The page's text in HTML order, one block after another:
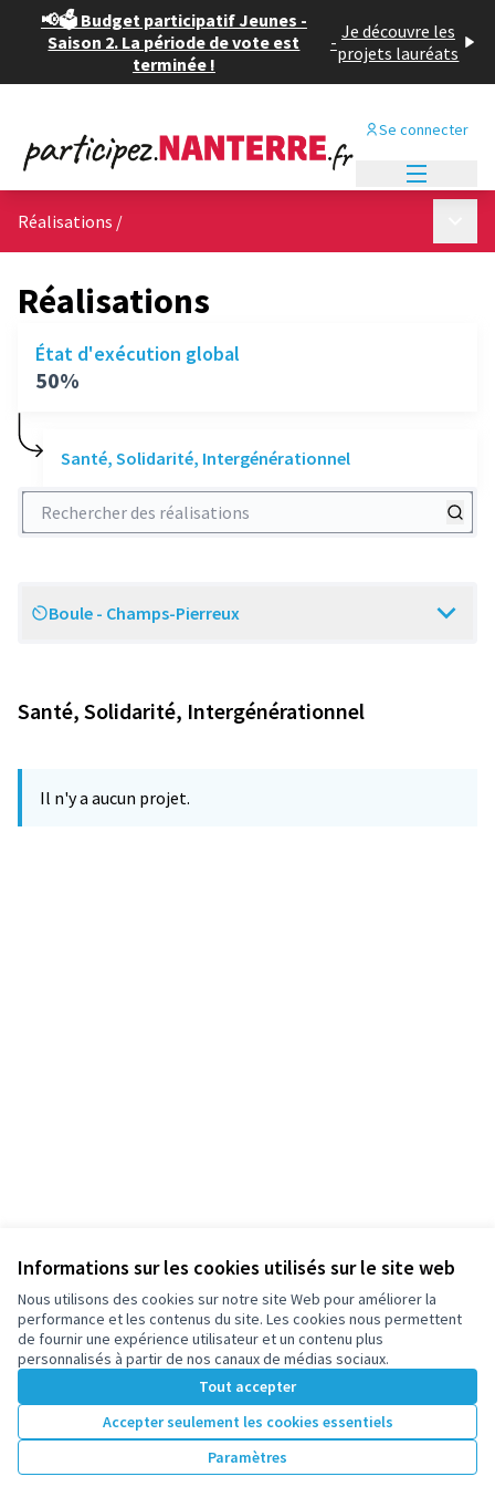
Informations sur les cookies utilisés sur le site web
Nous utilisons des cookies sur notre site Web pour améliorer la
performance et les contenus du site. Les cookies nous permettent
de fournir une expérience utilisateur et un contenu plus
personnalisés à partir de nos canaux de médias sociaux.
Tout accepter
Accepter seulement les cookies essentiels
Paramètres
📢🗳️ Budget participatif Jeunes -
Saison 2. La période de vote est
terminée !
- Je découvre les
projets lauréats
Se connecter
Réalisations /
Réalisations
État d'exécution global
50%
Santé, Solidarité, Intergénérationnel
Rechercher des réalisations
Scope
Boule - Champs-Pierreux
Santé, Solidarité, Intergénérationnel
Il n'y a aucun projet.